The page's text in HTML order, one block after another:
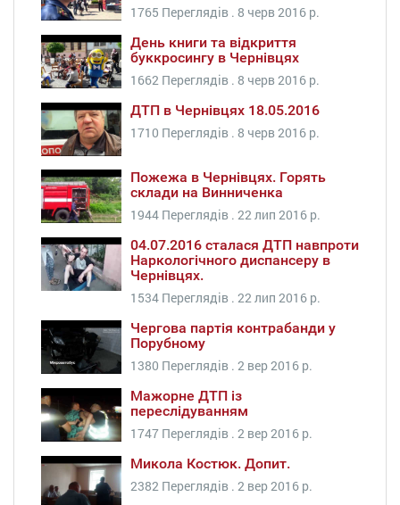
1765 Переглядів . 8 черв 2016 р.
День книги та відкриття
буккросингу в Чернівцях
1662 Переглядів . 8 черв 2016 р.
ДТП в Чернівцях 18.05.2016
1710 Переглядів . 8 черв 2016 р.
Пожежа в Чернівцях. Горять
склади на Винниченка
1944 Переглядів . 22 лип 2016 р.
04.07.2016 сталася ДТП навпроти
Наркологічного диспансеру в
Чернівцях.
1534 Переглядів . 22 лип 2016 р.
Чергова партія контрабанди у
Порубному
1380 Переглядів . 2 вер 2016 р.
Мажорне ДТП із
переслідуванням
1747 Переглядів . 2 вер 2016 р.
Микола Костюк. Допит.
2382 Переглядів . 2 вер 2016 р.